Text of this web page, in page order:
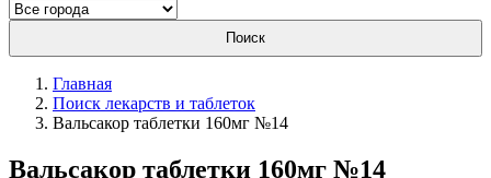
Поиск
Главная
Поиск лекарств и таблеток
Вальсакор таблетки 160мг №14
Вальсакор таблетки 160мг №14